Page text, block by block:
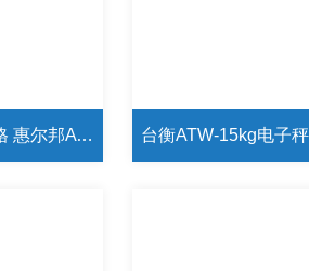
台衡ATW-30kg电子秤价格 惠尔邦ATW-30kg上下限报警电子平